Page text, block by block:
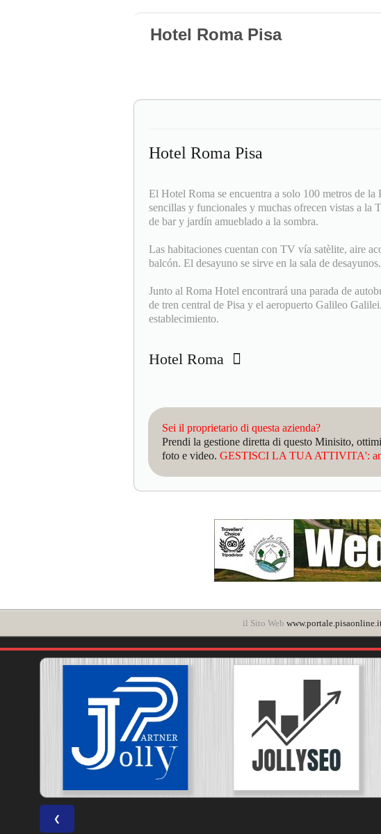
Hotel Roma Pisa
Hotel Roma Pisa
El Hotel Roma se encuentra a solo 100 metros de
sencillas y funcionales y muchas ofrecen vistas a la
de bar y jardín amueblado a la sombra.
Las habitaciones cuentan con TV vía satèlite, aire
balcón. El desayuno se sirve en la sala de desayunos.
Junto al Roma Hotel encontrará una parada de
de tren central de Pisa y el aeropuerto Galileo
establecimiento.
Hotel Roma
Sei il proprietario di questa azienda?
Prendi la gestione diretta di questo Minisito,
foto e video. GESTISCI LA TUA ATTIVITA':
il Sito Web
❮